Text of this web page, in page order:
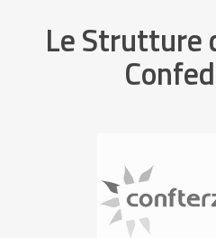
Le Strutture